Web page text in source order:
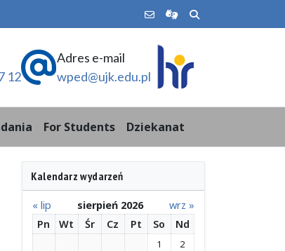
12
Adres e-mail
wped@ujk.edu.pl
For Students Dziekanat
Kalendarz wydarzeń
« lip sierpień 2026
wrz »
Pn
Wt Śr Cz Pt So Nd
1
2